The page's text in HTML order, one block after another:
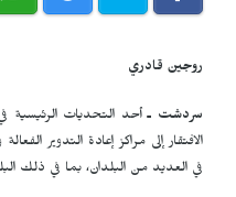
روجين قادري
سردشت ـأحد التحديات الرئيسية في
الافتقار إلى مراكز إعادة التدوير
في العديد من البلدان، بما في ذلك